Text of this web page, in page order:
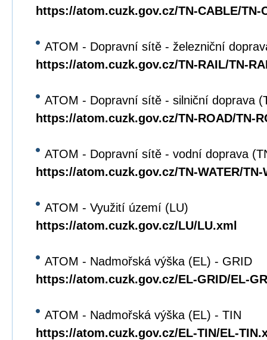
https://atom.cuzk.gov.cz/TN-CABLE/TN-
ATOM - Dopravní sítě - železniční
https://atom.cuzk.gov.cz/TN-RAIL/TN-
ATOM - Dopravní sítě - silniční doprava
https://atom.cuzk.gov.cz/TN-ROAD/TN-
ATOM - Dopravní sítě - vodní doprava
https://atom.cuzk.gov.cz/TN-WATER/TN-
ATOM - Využití území (LU)
https://atom.cuzk.gov.cz/LU/LU.xml
ATOM - Nadmořská výška (EL) - GRID
https://atom.cuzk.gov.cz/EL-GRID/EL-
ATOM - Nadmořská výška (EL) - TIN
https://atom.cuzk.gov.cz/EL-TIN/EL-